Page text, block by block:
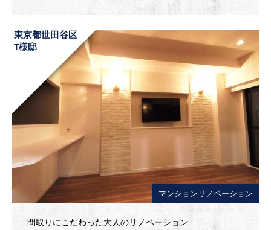
東京都世田谷区
T様邸
マンションリノベーション
間取りにこだわった大人のリノベーション